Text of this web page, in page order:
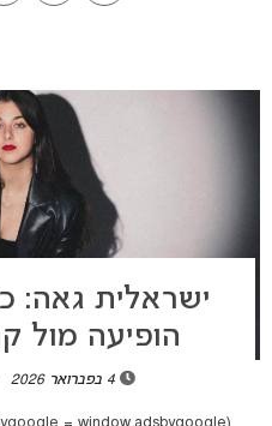
ישראלית גאה:
הופיעה מול